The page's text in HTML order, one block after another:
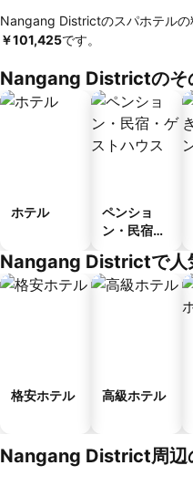
Nangang Districtのスパホテルの
￥101,425です。
Nangang Districtのそ
ホテル
ペンショ
ン・民宿・
ス
Nangang Districtで人
格安ホテル 高級ホテル
Nangang District周辺